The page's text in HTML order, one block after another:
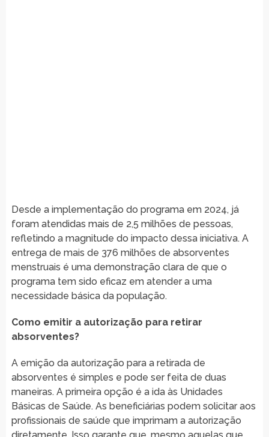
Desde a implementação do programa em 2024, já
foram atendidas mais de 2,5 milhões de pessoas,
refletindo a magnitude do impacto dessa iniciativa. A
entrega de mais de 376 milhões de absorventes
menstruais é uma demonstração clara de que o
programa tem sido eficaz em atender a uma
necessidade básica da população.
Como emitir a autorização para retirar
absorventes?
A emição da autorização para a retirada de
absorventes é simples e pode ser feita de duas
maneiras. A primeira opção é a ida às Unidades
Básicas de Saúde. As beneficiárias podem solicitar aos
profissionais de saúde que imprimam a autorização
diretamente. Isso garante que, mesmo aquelas que